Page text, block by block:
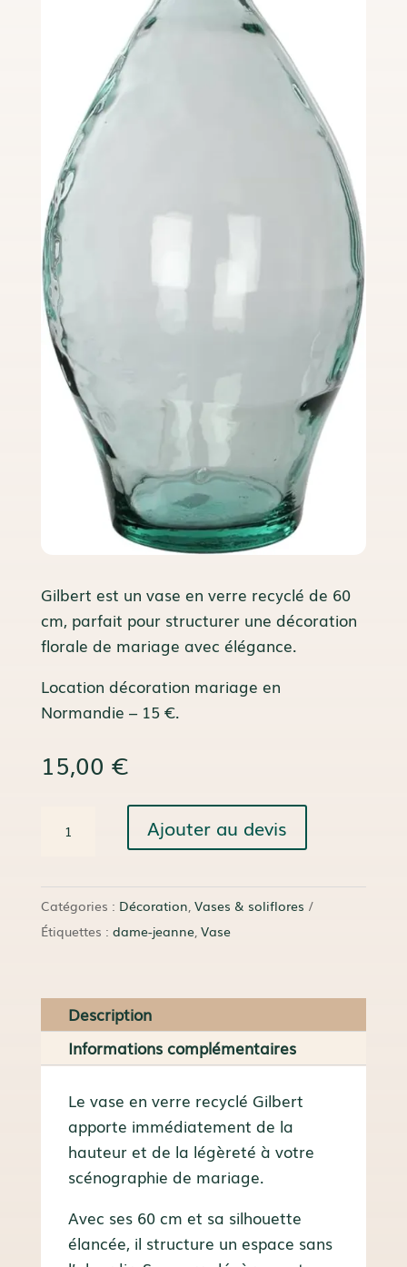
Gilbert est un vase en verre recyclé de 60
cm, parfait pour structurer une décoration
florale de mariage avec élégance.
Location décoration mariage en
Normandie – 15 €.
15,00 €
Gilbert
Ajouter au devis
Catégories : Décoration Vases & soliflores
Étiquettes : dame-jeanne, Vase
Description
Informations complémentaires
Le vase en verre recyclé Gilbert
apporte immédiatement de la
hauteur et de la légèreté à votre
scénographie de mariage.
Avec ses 60 cm et sa silhouette
élancée, il structure un espace sans